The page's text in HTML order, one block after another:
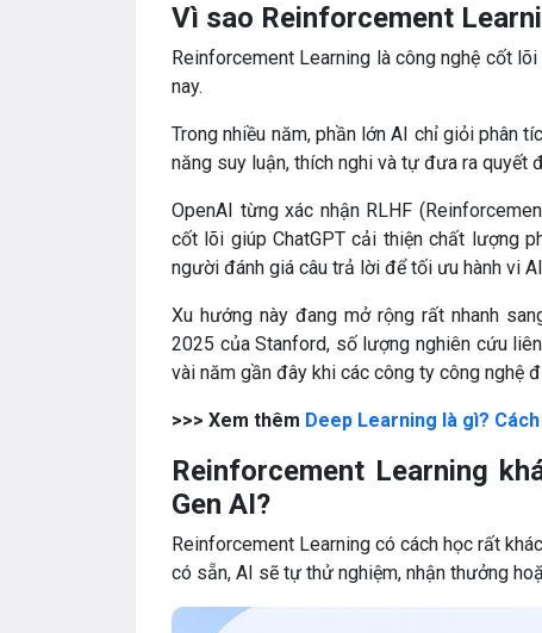
Vì sao Reinforcement
Reinforcement Learning là công nghệ cốt
nay.
Trong nhiều năm, phần lớn AI chỉ giỏi phân
năng suy luận, thích nghi và tự đưa ra quyết
OpenAI từng xác nhận RLHF
cốt lõi giúp ChatGPT cải thiện chất lượng
người đánh giá câu trả lời để tối ưu hành vi
Xu hướng này đang mở rộng rất nhanh
2025 của Stanford, số lượng nghiên cứu
vài năm gần đây khi các công ty công nghệ
>>> Xem thêm Deep Learning là gì?
Reinforcement Learning
Gen AI?
Reinforcement Learning có cách học rất
có sẵn, AI sẽ tự thử nghiệm, nhận thưởng